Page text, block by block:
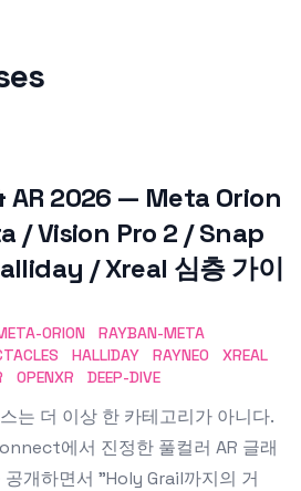
AR 2026 — Meta Orion
/ Vision Pro 2 / Snap
/ Xreal 심층 가이
ORION
RAYBAN-META
HALLIDAY RAYNEO
XREAL
OPENXR DEEP-DIVE
는 더 이상 한 카테고리가 아니다.
에서 진정한 풀컬러 AR 글래
개하면서 "Holy Grail까지의 거